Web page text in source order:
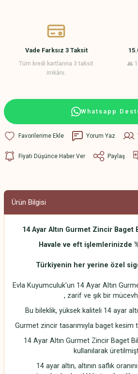
Vade Farksız 3 Taksit
Tüm kredi kartlarına 3 taksit
imkânı.
👥
Whatsapp
Yorum Yaz
Fiyatı Düşünce Haber Ver Paylaş
Ürün Bilgisi
14 Ayar Altın Gurmet Zincir Baget
Havale ve eft işlemlerinizde
Türkiyenin her yerine özel
Evla Kuyumculuk'un 14 Ayar Altın
, zarif ve şık bir
Bu bileklik, yüksek kaliteli 14 ayar
Gurmet zincir tasarımıyla baget kesim
14 Ayar Altın Gurmet Zincir Baget
kullanılarak
14 ayar altın, altının saflık